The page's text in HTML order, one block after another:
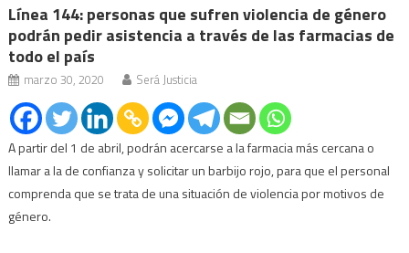
Línea 144: personas que sufren violencia de género
podrán pedir asistencia a través de las farmacias de
todo el país
marzo 30, 2020 Será Justicia
A partir del 1 de abril, podrán acercarse a la farmacia más cercana o
llamar a la de confianza y solicitar un barbijo rojo, para que el personal
comprenda que se trata de una situación de violencia por motivos de
género.